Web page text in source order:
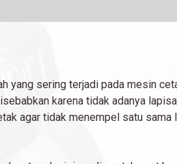
yang sering terjadi pada mesin
karena tidak adanya
agar tidak menempel satu sama